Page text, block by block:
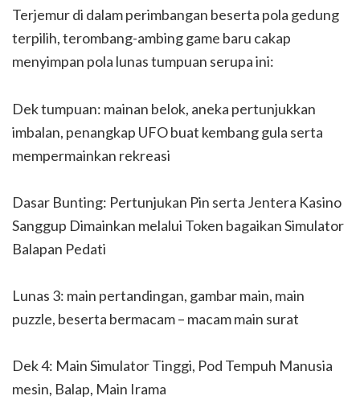
Terjemur di dalam perimbangan beserta pola gedung
terpilih, terombang-ambing game baru cakap
menyimpan pola lunas tumpuan serupa ini:
Dek tumpuan: mainan belok, aneka pertunjukkan
imbalan, penangkap UFO buat kembang gula serta
mempermainkan rekreasi
Dasar Bunting: Pertunjukan Pin serta Jentera Kasino
Sanggup Dimainkan melalui Token bagaikan Simulator
Balapan Pedati
Lunas 3: main pertandingan, gambar main, main
puzzle, beserta bermacam – macam main surat
Dek 4: Main Simulator Tinggi, Pod Tempuh Manusia
mesin, Balap, Main Irama